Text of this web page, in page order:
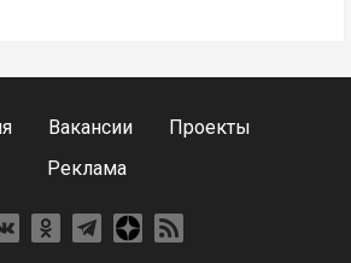
Вакансии
Проекты
Реклама